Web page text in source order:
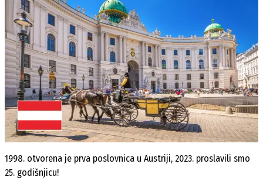
1998. otvorena je prva poslovnica u Austriji, 2023. proslavili smo
25. godišnjicu!